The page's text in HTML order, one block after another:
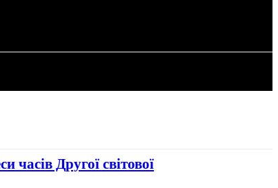
часів Другої світової